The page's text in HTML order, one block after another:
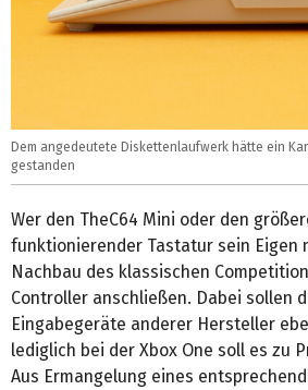
Dem angedeutete Diskettenlaufwerk hätte ein
gestanden
Wer den TheC64 Mini oder den
funktionierender Tastatur sein Eigen
Nachbau des klassischen
Controller anschließen. Dabei sollen
Eingabegeräte anderer Hersteller
lediglich bei der Xbox One soll es zu
Aus Ermangelung eines